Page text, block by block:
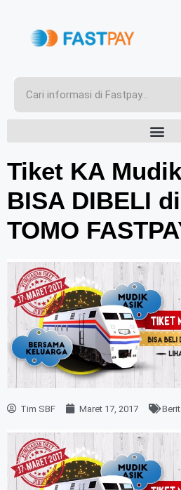
Tiket KA
BISA DIBELI
TOMO
Tim SBF Maret 17, 2017